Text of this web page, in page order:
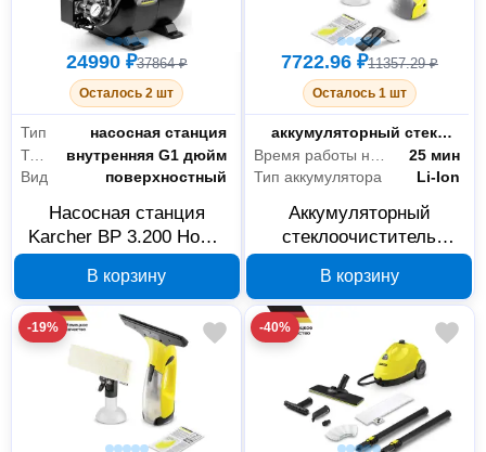
24990 ₽37864 ₽
Осталось 2 шт
Тип
насосная станция
Трубное соединение
внутренняя G1 дюйм
Вид
поверхностный
Насосная станция
Karcher BP 3.200 Home
В корзину
7722.96 ₽11357.29 ₽
Осталось 1 шт
Тип
аккумуляторный стеклоочиститель
25 мин
Тип аккумулятора
Li-Ion
Аккумуляторный
стеклоочиститель
Frame Edition 1.633-
228.0
В корзину
-19% -40%